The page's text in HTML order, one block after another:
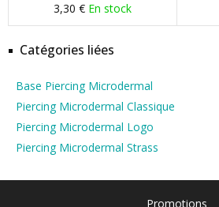
3,30 € En stock
Catégories liées
Base Piercing Microdermal
Piercing Microdermal Classique
Piercing Microdermal Logo
Piercing Microdermal Strass
Promotions